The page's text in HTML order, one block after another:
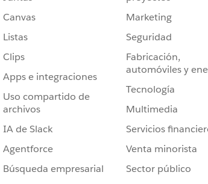
Canvas
Listas
Clips
Apps e integraciones
Uso compartido de
archivos
IA de Slack
Agentforce
Búsqueda empresarial
Marketing
Seguridad
Fabricación,
automóviles y
Tecnología
Multimedia
Servicios
Venta minorista
Sector público